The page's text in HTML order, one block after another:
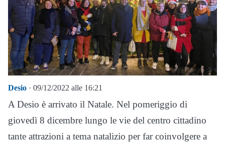
Desio · 09/12/2022 alle 16:21
A Desio è arrivato il Natale. Nel pomeriggio di
giovedì 8 dicembre lungo le vie del centro cittadino
tante attrazioni a tema natalizio per far coinvolgere a